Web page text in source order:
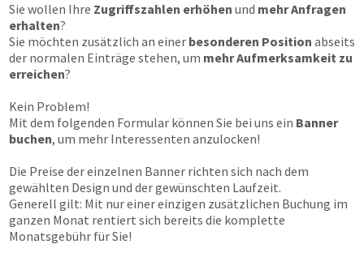
Sie wollen Ihre Zugriffszahlen erhöhen und mehr Anfragen
erhalten?
Sie möchten zusätzlich an einer besonderen Position abseits
der normalen Einträge stehen, um mehr Aufmerksamkeit zu
erreichen?
Kein Problem!
Mit dem folgenden Formular können Sie bei uns ein Banner
buchen, um mehr Interessenten anzulocken!
Die Preise der einzelnen Banner richten sich nach dem
gewählten Design und der gewünschten Laufzeit.
Generell gilt: Mit nur einer einzigen zusätzlichen Buchung im
ganzen Monat rentiert sich bereits die komplette
Monatsgebühr für Sie!